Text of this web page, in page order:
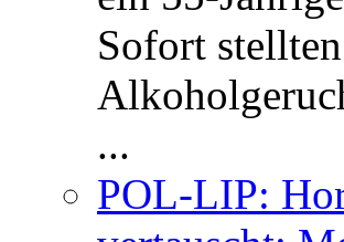
Sofort
...
POL-LIP: